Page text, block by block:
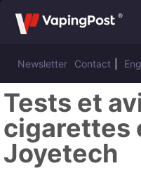
Newsletter Contact
Tests et
cigarettes
Joyetech